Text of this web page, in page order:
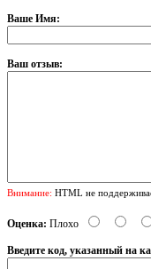
Ваше Имя:
Ваш отзыв:
Внимание: HTML не
Оценка: Плохо
Введите код, указанный на